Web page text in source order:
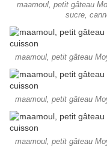
maamoul, petit gâteau
sucre,
maamoul, petit gâteau
maamoul, petit gâteau
maamoul, petit gâteau